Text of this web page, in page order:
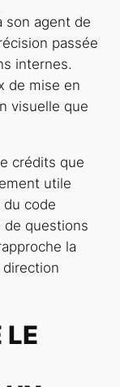
son agent de
passée
internes.
de mise en
visuelle que
crédits que
utile
du code
de questions
la
direction
LE